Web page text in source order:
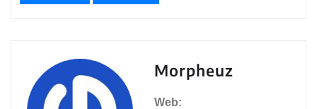
Morpheuz
Web: